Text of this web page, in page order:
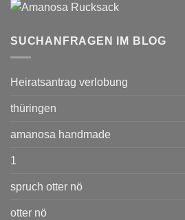
SUCHANFRAGEN IM BLOG
Heiratsantrag verlobung
thüringen
amanosa handmade
1
spruch otter nö
otter nö